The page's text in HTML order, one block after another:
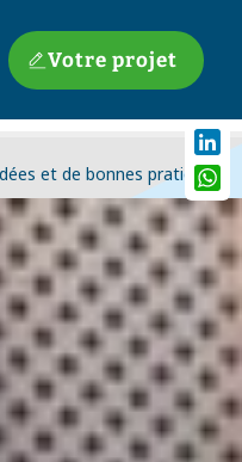
Votre projet
et de bonnes pratiques